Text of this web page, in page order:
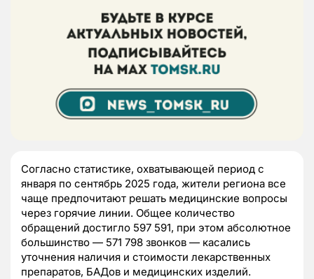
Согласно статистике, охватывающей период с
января по сентябрь 2025 года, жители региона все
чаще предпочитают решать медицинские вопросы
через горячие линии. Общее количество
обращений достигло 597 591, при этом абсолютное
большинство — 571 798 звонков — касались
уточнения наличия и стоимости лекарственных
препаратов, БАДов и медицинских изделий.